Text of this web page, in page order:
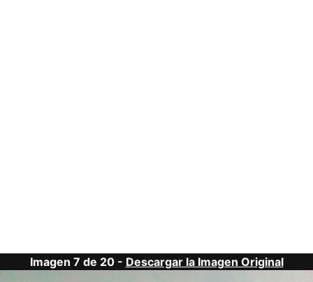
Imagen 7 de 20 - Descargar la Imagen Original